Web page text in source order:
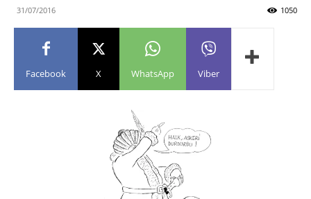
31/07/2016 1050
Facebook X WhatsApp Viber